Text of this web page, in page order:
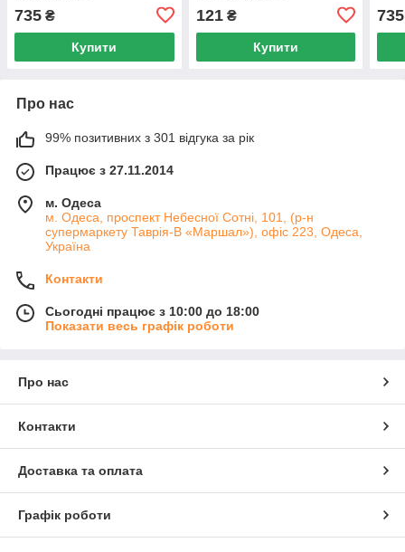
735 ₴
Купити
121₴
Купити
735
Про нас
99% позитивних з 301 відгука за рік
Працює з 27.11.2014
м. Одеса
м. Одеса, проспект Небесної Сотні, 101, (р-н
супермаркету Таврія-В «Маршал»), офіс 223, Одеса,
Україна
Контакти
Сьогодні працює з 10:00 до 18:00
Показати весь графік роботи
Про нас
Контакти
Доставка та оплата
Графік роботи